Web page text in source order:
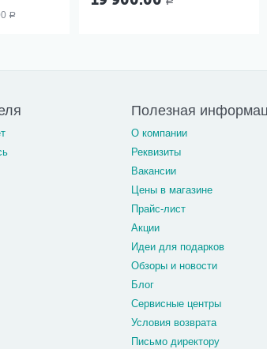
Р
Полезная
О компании
Реквизиты
Вакансии
Цены в магазине
Прайс-лист
Акции
Идеи для подарков
Обзоры и новости
Блог
Сервисные центры
Условия возврата
Письмо директору